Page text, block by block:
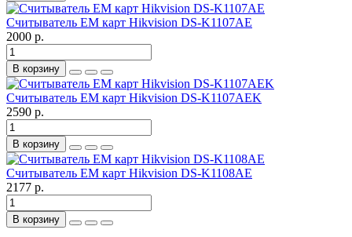
Считыватель EM карт Hikvision DS-K1107AE
2000 р.
В корзину
Считыватель EM карт Hikvision DS-K1107AEK
2590 р.
В корзину
Считыватель EM карт Hikvision DS-K1108AE
2177 р.
В корзину